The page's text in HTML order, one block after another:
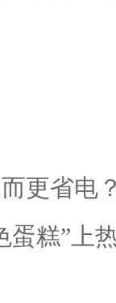
更省电
蛋糕”上